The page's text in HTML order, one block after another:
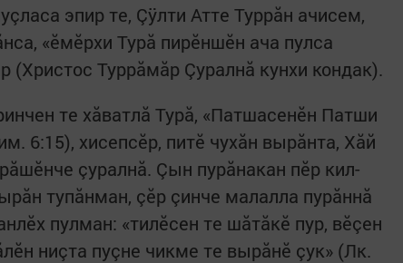
эпир те, Çÿлти Атте Туррăн ачисем,
«ĕмĕрхи Турă пирĕншĕн ача пулса
(Христос Туррăмăр Çуралнă кунхи кондак).
те хăватлă Турă, «Патшасенĕн Патши
6:15), хисепсĕр, питĕ чухăн вырăнта, Хăй
çуралнă. Çын пурăнакан пĕр кил-
тупăнман, çĕр çинче малалла пурăннă
пулман: «тилĕсен те шăтăкĕ пур, вĕçен
ниçта пуçне чикме те вырăнĕ çук» (Лк.